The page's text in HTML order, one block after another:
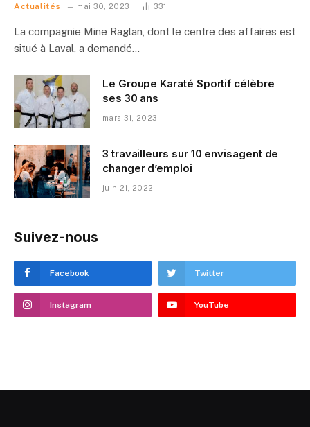
Actualités mai 30, 2023 331
La compagnie Mine Raglan, dont le centre des affaires est
situé à Laval, a demandé…
Le Groupe Karaté Sportif célèbre
ses 30 ans
mars 31, 2023
3 travailleurs sur 10 envisagent de
changer d’emploi
juin 21, 2022
Suivez-nous
Facebook Twitter
Instagram YouTube